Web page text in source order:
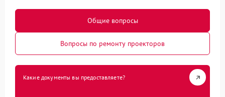
Общие вопросы
Вопросы по ремонту проекторов
Какие документы вы предоставляете?